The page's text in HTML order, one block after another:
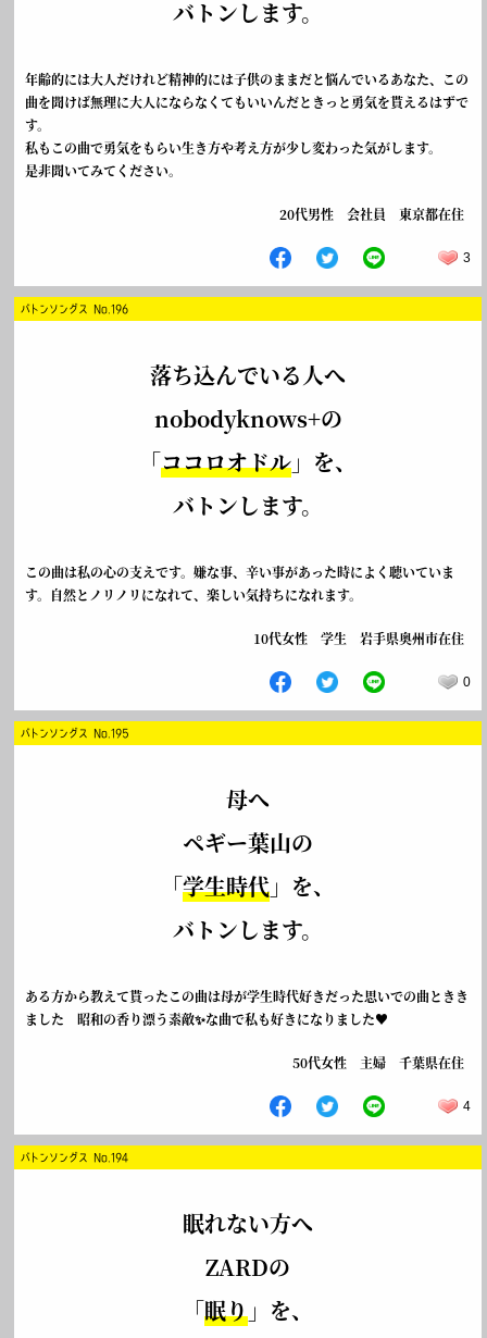
バトンします。
年齢的には大人だけれど精神的には子供のままだと悩んでいるあなた、この
曲を聞けば無理に大人にならなくてもいいんだときっと勇気を貰えるはずで
す。
私もこの曲で勇気をもらい生き方や考え方が少し変わった気がします。
是非聞いてみてください。
20代男性 会社員 東京都在住
3
バトンソングス No.196
落ち込んでいる人へ
nobodyknows+の
「ココロオドル 」を、
バトンします。
この曲は私の心の支えです。嫌な事、辛い事があった時によく聴いていま
す。自然とノリノリになれて、楽しい気持ちになれます。
10代女性 学生 岩手県奥州市在住
0
バトンソングス No.195
母へ
ペギー葉山の
「学生時代 」を、
バトンします。
ある方から教えて貰ったこの曲は母が学生時代好きだった思いでの曲ときき
ました 昭和の香り漂う素敵✨な曲で私も好きになりました♥️
50代女性 主婦 千葉県在住
4
バトンソングス No.194
眠れない方へ
ZARDの
「眠り 」を、